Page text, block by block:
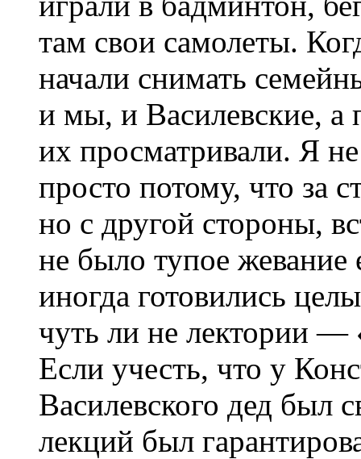
там свои самолеты.
начали снимать
и мы, и Василевские, а
их просматривали. Я
просто потому, что за
но с другой стороны,
не было тупое
иногда готовились
чуть ли не лектории
Если учесть, что у
Василевского дед был
лекций был